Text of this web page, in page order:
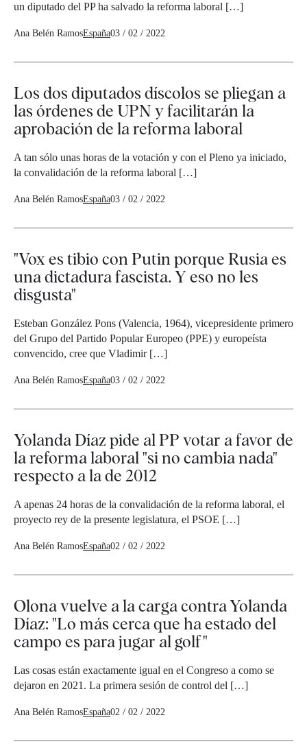
un diputado del PP ha salvado la reforma laboral […]
Ana Belén RamosEspaña03 / 02 / 2022
Los dos diputados díscolos se pliegan a
las órdenes de UPN y facilitarán la
aprobación de la reforma laboral
A tan sólo unas horas de la votación y con el Pleno ya iniciado,
la convalidación de la reforma laboral […]
Ana Belén RamosEspaña03 / 02 / 2022
"Vox es tibio con Putin porque Rusia es
una dictadura fascista. Y eso no les
disgusta"
Esteban González Pons (Valencia, 1964), vicepresidente primero
del Grupo del Partido Popular Europeo (PPE) y europeísta
convencido, cree que Vladimir […]
Ana Belén RamosEspaña03 / 02 / 2022
Yolanda Díaz pide al PP votar a favor de
la reforma laboral "si no cambia nada"
respecto a la de 2012
A apenas 24 horas de la convalidación de la reforma laboral, el
proyecto rey de la presente legislatura, el PSOE […]
Ana Belén RamosEspaña02 / 02 / 2022
Olona vuelve a la carga contra Yolanda
Díaz: "Lo más cerca que ha estado del
campo es para jugar al golf"
Las cosas están exactamente igual en el Congreso a como se
dejaron en 2021. La primera sesión de control del […]
Ana Belén RamosEspaña02 / 02 / 2022